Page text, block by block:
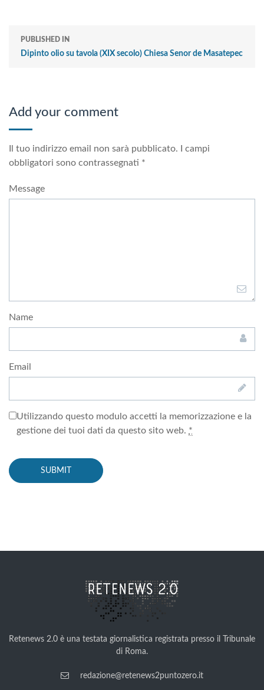
PUBLISHED IN
Dipinto olio su tavola (XIX secolo) Chiesa Senor de Masatepec
Add your comment
Il tuo indirizzo email non sarà pubblicato. I campi
obbligatori sono contrassegnati *
Message
Name
Email
Utilizzando questo modulo accetti la memorizzazione e la
gestione dei tuoi dati da questo sito web. *
Retenews 2.0 è una testata giornalistica registrata presso il Tribunale
di Roma.
redazione@retenews2puntozero.it